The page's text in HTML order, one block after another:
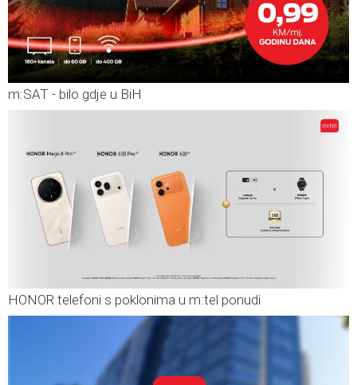
m:SAT - bilo gdje u BiH
HONOR telefoni s poklonima u m:tel ponudi